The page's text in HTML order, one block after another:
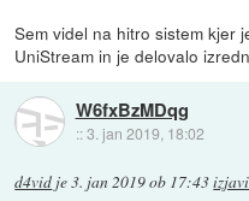
Sem videl na hitro sistem kjer
UniStream in je delovalo
W6fxBzMDqg
::3. jan 2019, 18:02
d4vid je3. jan 2019 ob 17:43